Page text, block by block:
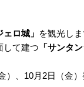
ェロ城」 を観光し
して建つ 「サンタ
、10月2日（金）